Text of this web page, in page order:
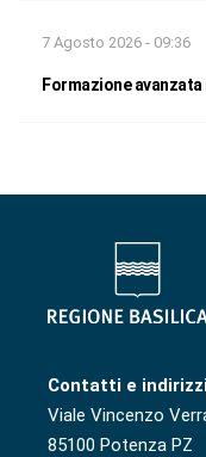
7 Agosto 2026 - 09:36
Formazione
Contatti e
Viale Vincenzo
85100 Potenza PZ